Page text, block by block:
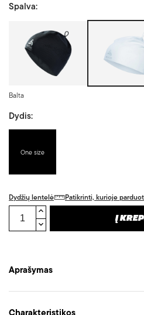
Spalva:
Balta
Dydis:
One size
Dydžių lentelė Patikrinti, kurioje
Į
Aprašymas
Charakteristikos